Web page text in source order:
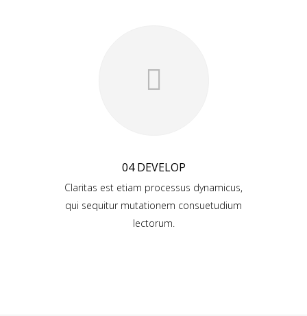
04 DEVELOP
Claritas est etiam processus dynamicus,
qui sequitur mutationem consuetudium
lectorum.